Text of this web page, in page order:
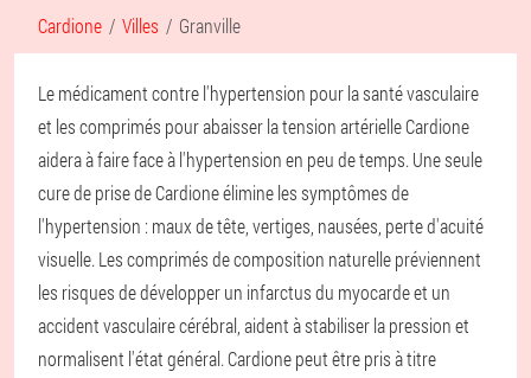
Cardione Villes Granville
Le médicament contre l'hypertension pour la santé vasculaire
et les comprimés pour abaisser la tension artérielle Cardione
aidera à faire face à l'hypertension en peu de temps. Une seule
cure de prise de Cardione élimine les symptômes de
l'hypertension : maux de tête, vertiges, nausées, perte d'acuité
visuelle. Les comprimés de composition naturelle préviennent
les risques de développer un infarctus du myocarde et un
accident vasculaire cérébral, aident à stabiliser la pression et
normalisent l'état général. Cardione peut être pris à titre